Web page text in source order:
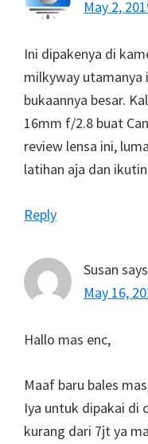
May 2,
Ini dipakenya di
milkyway utamanya
bukaannya besar.
16mm f/2.8 buat
review lensa ini,
latihan aja dan
Reply
Susan says
May 16,
Hallo mas enc,
Maaf baru bales
Iya untuk dipakai di
kurang dari 7jt ya